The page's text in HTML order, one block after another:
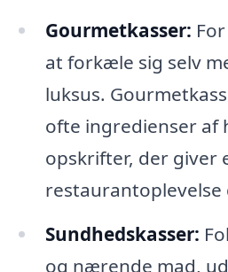
Gourmetkasser:
at forkæle sig selv
luksus.
ofte ingredienser af
opskrifter, der giver
restaurantoplevelse
Sundhedskasser:
og nærende mad,